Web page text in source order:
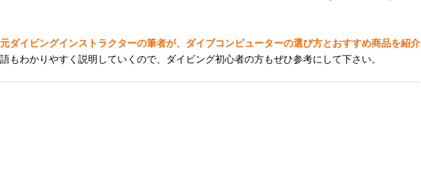
元ダイビングインストラクターの筆者が、ダイブコンピューターの選び方とおすすめ商品を紹介
もわかりやすく説明していくので、ダイビング初心者の方もぜひ参考にして下さい。